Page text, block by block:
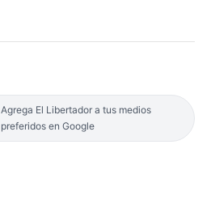
Agrega El Libertador a tus medios
preferidos en Google